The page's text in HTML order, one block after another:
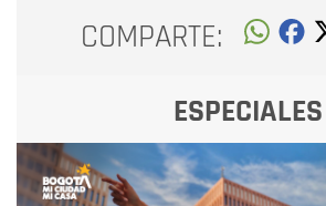
COMPARTE:
ESPECIALES